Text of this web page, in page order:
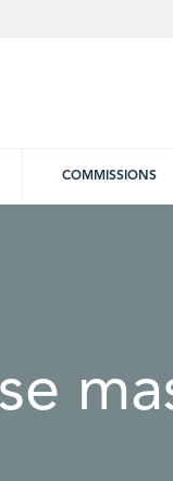
COMMISSIONS